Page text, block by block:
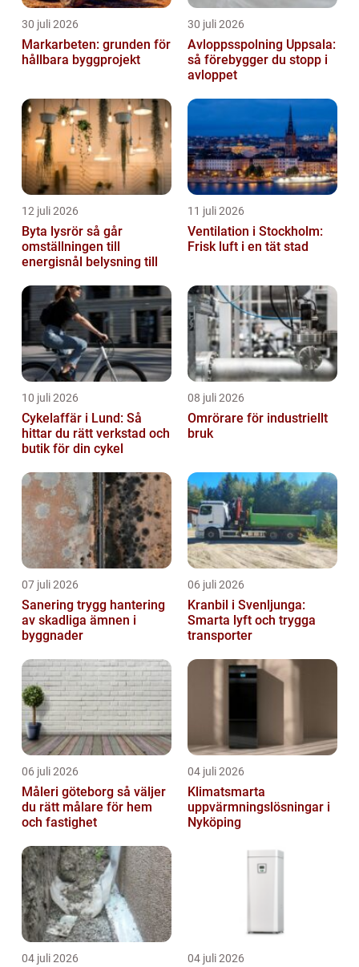
30 juli 2026
Markarbeten: grunden för
hållbara byggprojekt
30 juli 2026
Avloppsspolning Uppsala:
så förebygger du stopp i
avloppet
12 juli 2026
Byta lysrör så går
omställningen till
energisnål belysning till
11 juli 2026
Ventilation i Stockholm:
Frisk luft i en tät stad
10 juli 2026
Cykelaffär i Lund: Så
hittar du rätt verkstad och
butik för din cykel
08 juli 2026
Omrörare för industriellt
bruk
07 juli 2026
Sanering trygg hantering
av skadliga ämnen i
byggnader
06 juli 2026
Kranbil i Svenljunga:
Smarta lyft och trygga
transporter
06 juli 2026
Måleri göteborg så väljer
du rätt målare för hem
och fastighet
04 juli 2026
Klimatsmarta
uppvärmningslösningar i
Nyköping
04 juli 2026 04 juli 2026